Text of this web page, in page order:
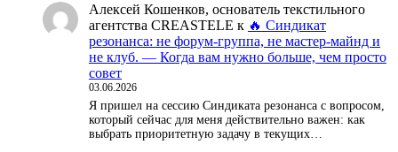
Алексей Кошенков, основатель текстильного
агентства CREASTELE к 🔥 Синдикат
резонанса: не форум-группа, не мастер-майнд и
не клуб. — Когда вам нужно больше, чем просто
совет
03.06.2026
Я пришел на сессию Синдиката резонанса с вопросом,
который сейчас для меня действительно важен: как
выбрать приоритетную задачу в текущих…